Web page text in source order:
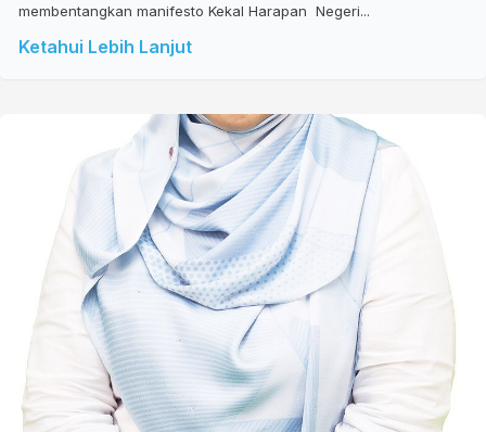
membentangkan manifesto Kekal Harapan Negeri...
Ketahui Lebih Lanjut